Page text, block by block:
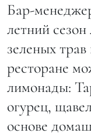
Бар-
летний
зеленых
ресторане
лимонады:
огурец,
основе